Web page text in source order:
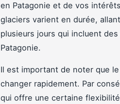
en Patagonie et de vos
glaciers varient en durée,
plusieurs jours qui incluent
Patagonie.
Il est important de noter que
changer rapidement. Par
qui offre une certaine